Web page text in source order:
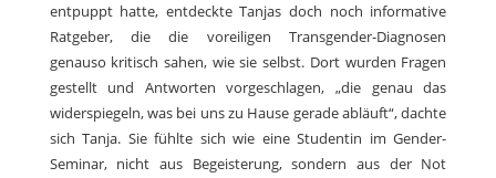
entpuppt hatte, entdeckte Tanjas doch noch informative
Ratgeber, die die voreiligen Transgender-Diagnosen
genauso kritisch sahen, wie sie selbst. Dort wurden Fragen
gestellt und Antworten vorgeschlagen, „die genau das
widerspiegeln, was bei uns zu Hause gerade abläuft“, dachte
sich Tanja. Sie fühlte sich wie eine Studentin im Gender-
Seminar, nicht aus Begeisterung, sondern aus der Not